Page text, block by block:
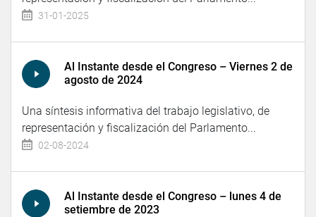
31-01-2025
Al Instante desde el Congreso – Viernes 2 de
agosto de 2024
Una síntesis informativa del trabajo legislativo, de
representación y fiscalización del Parlamento...
02-08-2024
Al Instante desde el Congreso – lunes 4 de
setiembre de 2023